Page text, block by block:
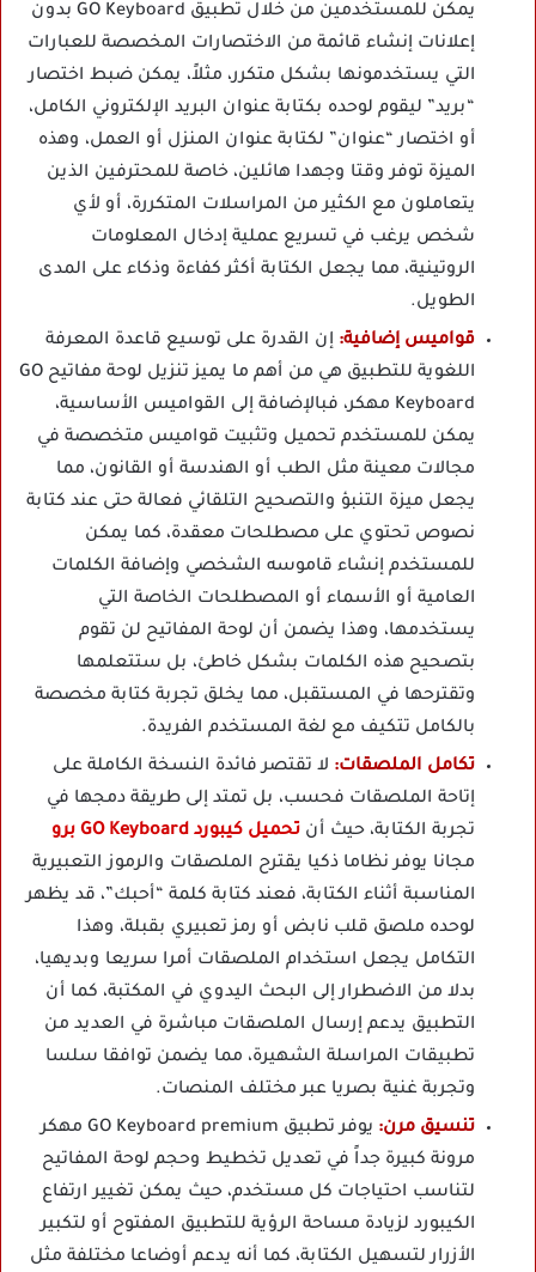
يمكن للمستخدمين من خلال تطبيق GO Keyboard بدون
إعلانات إنشاء قائمة من الاختصارات المخصصة للعبارات
التي يستخدمونها بشكل متكرر، مثلاً، يمكن ضبط اختصار
“بريد” ليقوم لوحده بكتابة عنوان البريد الإلكتروني الكامل،
أو اختصار “عنوان” لكتابة عنوان المنزل أو العمل، وهذه
الميزة توفر وقتا وجهدا هائلين، خاصة للمحترفين الذين
يتعاملون مع الكثير من المراسلات المتكررة، أو لأي
شخص يرغب في تسريع عملية إدخال المعلومات
الروتينية، مما يجعل الكتابة أكثر كفاءة وذكاء على المدى
الطويل.
قواميس إضافية: إن القدرة على توسيع قاعدة المعرفة
اللغوية للتطبيق هي من أهم ما يميز تنزيل لوحة مفاتيح GO
Keyboard مهكر، فبالإضافة إلى القواميس الأساسية،
يمكن للمستخدم تحميل وتثبيت قواميس متخصصة في
مجالات معينة مثل الطب أو الهندسة أو القانون، مما
يجعل ميزة التنبؤ والتصحيح التلقائي فعالة حتى عند كتابة
نصوص تحتوي على مصطلحات معقدة، كما يمكن
للمستخدم إنشاء قاموسه الشخصي وإضافة الكلمات
العامية أو الأسماء أو المصطلحات الخاصة التي
يستخدمها، وهذا يضمن أن لوحة المفاتيح لن تقوم
بتصحيح هذه الكلمات بشكل خاطئ، بل ستتعلمها
وتقترحها في المستقبل، مما يخلق تجربة كتابة مخصصة
بالكامل تتكيف مع لغة المستخدم الفريدة.
تكامل الملصقات: لا تقتصر فائدة النسخة الكاملة على
إتاحة الملصقات فحسب، بل تمتد إلى طريقة دمجها في
تجربة الكتابة، حيث أن تحميل كيبورد GO Keyboard برو
مجانا يوفر نظاما ذكيا يقترح الملصقات والرموز التعبيرية
المناسبة أثناء الكتابة، فعند كتابة كلمة “أحبك”، قد يظهر
لوحده ملصق قلب نابض أو رمز تعبيري بقبلة، وهذا
التكامل يجعل استخدام الملصقات أمرا سريعا وبديهيا،
بدلا من الاضطرار إلى البحث اليدوي في المكتبة، كما أن
التطبيق يدعم إرسال الملصقات مباشرة في العديد من
تطبيقات المراسلة الشهيرة، مما يضمن توافقا سلسا
وتجربة غنية بصريا عبر مختلف المنصات.
تنسيق مرن:
يوفر تطبيق GO Keyboard premium مهكر
مرونة كبيرة جداً في تعديل تخطيط وحجم لوحة المفاتيح
لتناسب احتياجات كل مستخدم، حيث يمكن تغيير ارتفاع
الكيبورد لزيادة مساحة الرؤية للتطبيق المفتوح أو لتكبير
الأزرار لتسهيل الكتابة، كما أنه يدعم أوضاعا مختلفة مثل